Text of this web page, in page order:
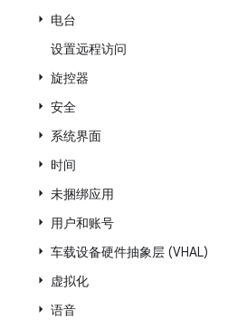
电台
设置远程访问
旋控器
安全
系统界面
时间
未捆绑应用
用户和账号
车载设备硬件抽象层 (VHAL)
虚拟化
语音